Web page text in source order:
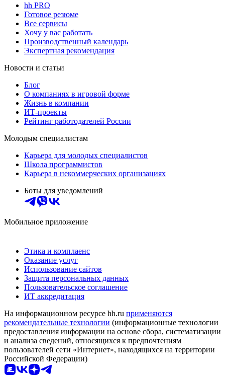
hh PRO
Готовое резюме
Все сервисы
Хочу у вас работать
Производственный календарь
Экспертная рекомендация
Новости и статьи
Блог
О компаниях в игровой форме
Жизнь в компании
ИТ-проекты
Рейтинг работодателей России
Молодым специалистам
Карьера для молодых специалистов
Школа программистов
Карьера в некоммерческих организациях
Боты для уведомлений
Мобильное приложение
Этика и комплаенс
Оказание услуг
Использование сайтов
Защита персональных данных
Пользовательское соглашение
ИТ аккредитация
На информационном ресурсе hh.ru применяются
рекомендательные технологии (информационные технологии
предоставления информации на основе сбора, систематизации
и анализа сведений, относящихся к предпочтениям
пользователей сети «Интернет», находящихся на территории
Российской Федерации)